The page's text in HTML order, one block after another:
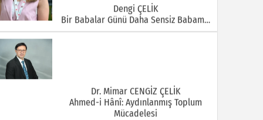
Dengi ÇELİK
Bir Babalar Günü Daha Sensiz Babam…
Dr. Mimar CENGİZ ÇELİK
Ahmed-i Hânî: Aydınlanmış Toplum
Mücadelesi